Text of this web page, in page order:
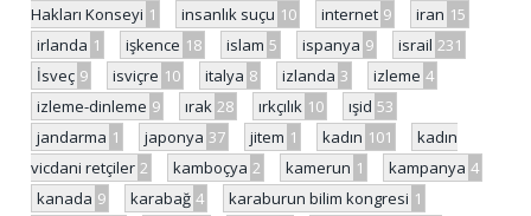
Hakları Konseyi 1 insanlık suçu 10 internet 9 iran 15
irlanda 1 işkence 18 islam 5 ispanya 9 israil 231
İsveç 9 isviçre 10 italya 8 izlanda 3 izleme 4
izleme-dinleme 9 ırak 28 ırkçılık 10 ışid 53
jandarma 1 japonya 37 jitem 1 kadın 101
kadın
vicdani retçiler 2 kamboçya 2 kamerun 1 kampanya 4
kanada 9 karabağ 4 karaburun bilim kongresi 1